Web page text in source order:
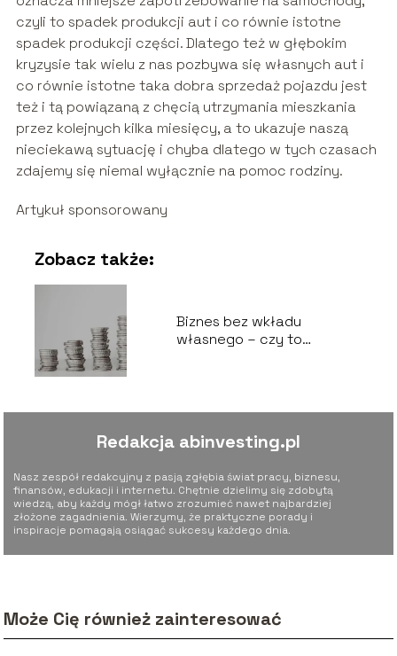
czyli to spadek produkcji aut i co równie istotne
spadek produkcji części. Dlatego też w głębokim
kryzysie tak wielu z nas pozbywa się własnych aut i
co równie istotne taka dobra sprzedaż pojazdu jest
też i tą powiązaną z chęcią utrzymania mieszkania
przez kolejnych kilka miesięcy, a to ukazuje naszą
nieciekawą sytuację i chyba dlatego w tych czasach
zdajemy się niemal wyłącznie na pomoc rodziny.
Artykuł sponsorowany
Zobacz także:
Biznes bez wkładu
własnego – czy to
Redakcja abinvesting.pl
Nasz zespół redakcyjny z pasją zgłębia świat pracy, biznesu,
finansów, edukacji i internetu. Chętnie dzielimy się zdobytą
wiedzą, aby każdy mógł łatwo zrozumieć nawet najbardziej
złożone zagadnienia. Wierzymy, że praktyczne porady i
inspiracje pomagają osiągać sukcesy każdego dnia.
Może Cię również zainteresować